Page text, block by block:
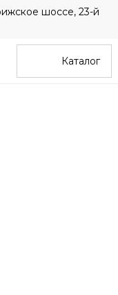
шоссе, 23-й
Каталог